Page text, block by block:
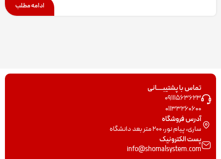
ادامه مطلب
تماس با پشتیبــــانی
09111563623
01133260600
آدرس فروشگاه
ساری، پیام نور، 200 متر بعد دانشگاه
پست الکترونیک
info@shomalsystem.com